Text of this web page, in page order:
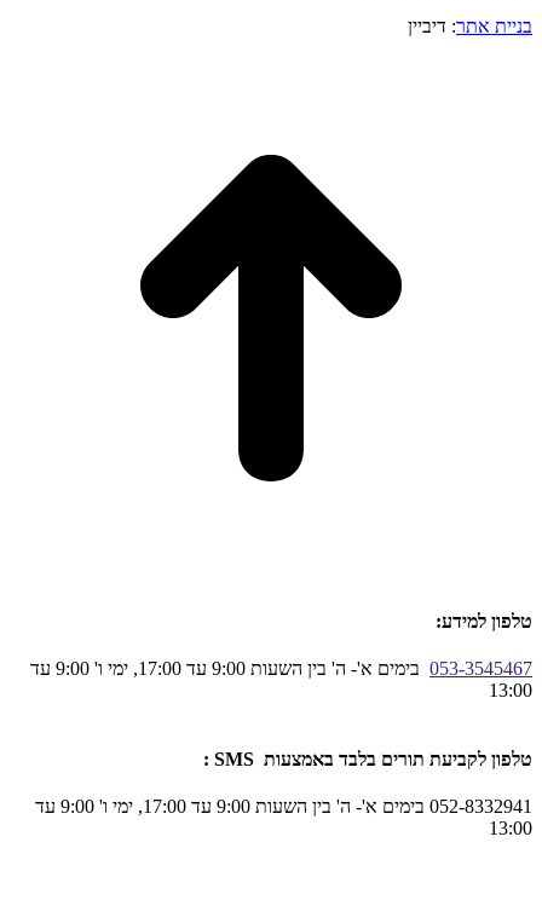
בניית אתר: דיביין
טלפון למידע:
053-3545467
בימים א'- ה' בין השעות 9:00 עד 17:00, ימי ו' 9:00 עד
13:00
טלפון לקביעת תורים בלבד באמצעות SMS :
052-8332941 בימים א'- ה' בין השעות 9:00 עד 17:00, ימי ו' 9:00 עד
13:00